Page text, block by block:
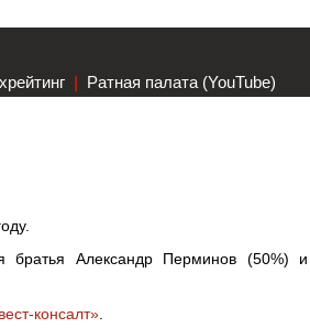
| Ратная палата (YouTube)
братья Александр Перминов (50%) и
консалт»